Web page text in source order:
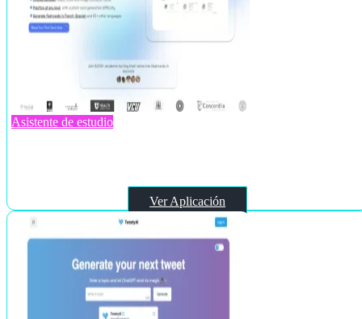
Asistente de estudio
Ver Aplicación